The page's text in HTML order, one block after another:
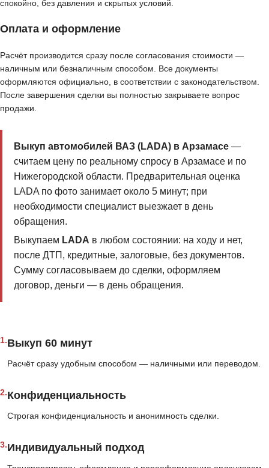
спокойно, без давления и скрытых условий.
Оплата и оформление
Расчёт производится сразу после согласования стоимости —
наличным или безналичным способом. Все документы
оформляются официально, в соответствии с законодательством.
После завершения сделки вы полностью закрываете вопрос
продажи.
Выкуп автомобилей ВАЗ (LADA) в Арзамасе—
считаем цену по реальному спросу в Арзамасе и по
Нижегородской области. Предварительная оценка
LADA по фото занимает около 5 минут; при
необходимости специалист выезжает в день
обращения.
Выкупаем LADA в любом состоянии: на ходу и нет,
после ДТП, кредитные, залоговые, без документов.
Сумму согласовываем до сделки, оформляем
договор, деньги — в день обращения.
1.Выкуп 60 минут
Расчёт сразу удобным способом — наличными или переводом.
2.Конфиденциальность
Строгая конфиденциальность и анонимность сделки.
3.Индивидуальный подход